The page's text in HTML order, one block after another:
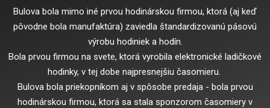
Bulova bola mimo iné prvou hodinárskou firmou, ktorá (aj keď
pôvodne bola manufaktúra) zaviedla štandardizovanú pásovú
výrobu hodiniek a hodín.
Bola prvou firmou na svete, ktorá vyrobila elektronické ladičkové
hodinky, v tej dobe najpresnejšiu časomieru.
Bulova bola priekopníkom aj v spôsobe predaja - bola prvou
hodinárskou firmou, ktorá sa stala sponzorom časomiery v